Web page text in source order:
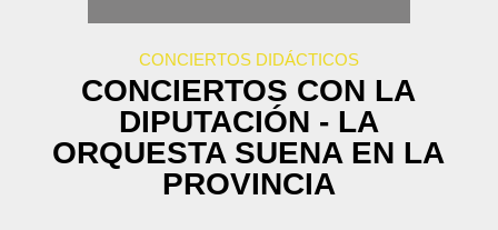
CONCIERTOS DIDÁCTICOS
CONCIERTOS CON LA
DIPUTACIÓN - LA
ORQUESTA SUENA EN LA
PROVINCIA